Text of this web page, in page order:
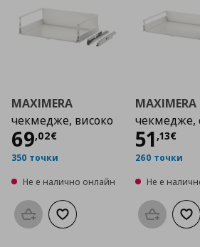
MAXIMERA
чекмедже, високо
69,02€
Цена 69,02 €
350 точки
Не е налично онлайн
Προσθήκη στο καλάθι
Добави към списъка с
MAXIMERA
чекмедже,
51 ,13€
Цена
260 точки
Не е
Προσθήκη